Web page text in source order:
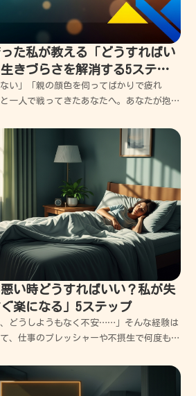
た私が教える「どうすればい
きづらさを解消する5ステッ
い」「親の顔色を伺ってばかりで疲れ
一人で戦ってきたあなたへ。あなたが抱え
何度も壁にぶつかってきました。今日は、
ボロになった私が、どん底から少しず...
悪い時どうすればいい？私が失
楽になる」5ステップ
、どうしようもなく不安……」そんな経験は
、仕事のプレッシャーや不摂生で何度も吐
談を交えつつ、あなたが今すぐ楽になるた
優しく丁寧に解説します。大丈夫...